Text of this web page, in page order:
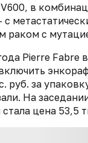
в
раком с
Pierre Fabre
руб. за
На
цена 53,5